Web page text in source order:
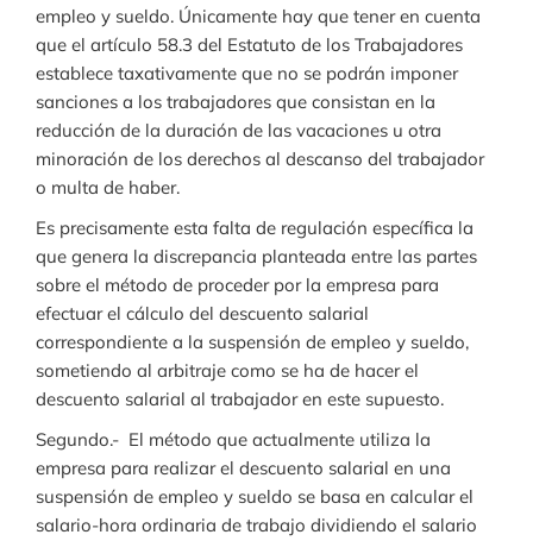
empleo y sueldo. Únicamente hay que tener en cuenta
que el artículo 58.3 del Estatuto de los Trabajadores
establece taxativamente que no se podrán imponer
sanciones a los trabajadores que consistan en la
reducción de la duración de las vacaciones u otra
minoración de los derechos al descanso del trabajador
o multa de haber.
Es precisamente esta falta de regulación específica la
que genera la discrepancia planteada entre las partes
sobre el método de proceder por la empresa para
efectuar el cálculo del descuento salarial
correspondiente a la suspensión de empleo y sueldo,
sometiendo al arbitraje como se ha de hacer el
descuento salarial al trabajador en este supuesto.
Segundo.- El método que actualmente utiliza la
empresa para realizar el descuento salarial en una
suspensión de empleo y sueldo se basa en calcular el
salario-hora ordinaria de trabajo dividiendo el salario